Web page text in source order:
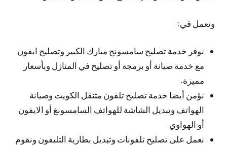
ونعمل في:
نوفر خدمة تصليح سامسونج مبارك الكبير وتصليح ايفون
مع خدمة صيانة أو برمجة أو تصليح في المنازل وبأسعار
مميزة.
نؤمن أيضا خدمة تصليح تلفون متنقل الكويت وصيانة
الهواتف وتبديل الشاشة للهواتف السامسونغ أو الايفون
أو الهواوي
نعمل على تصليح تلفونات وتبديل بطارية التليفون ونقوم